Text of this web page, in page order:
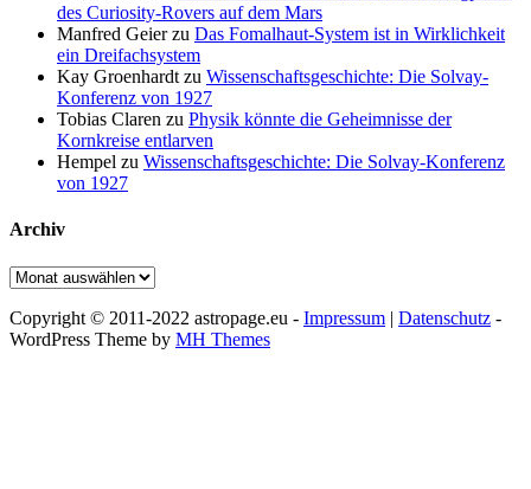
des Curiosity-Rovers auf dem Mars
Manfred Geierzu Das Fomalhaut-System ist in Wirklichkeit
ein Dreifachsystem
Kay Groenhardt zu Wissenschaftsgeschichte: Die Solvay-
Konferenz von 1927
Tobias Claren zu Physik könnte die Geheimnisse der
Kornkreise entlarven
Hempel zu Wissenschaftsgeschichte: Die Solvay-Konferenz
von 1927
Archiv
Archiv
Copyright © 2011-2022 astropage.eu - Impressum | Datenschutz -
WordPress Theme by MH Themes